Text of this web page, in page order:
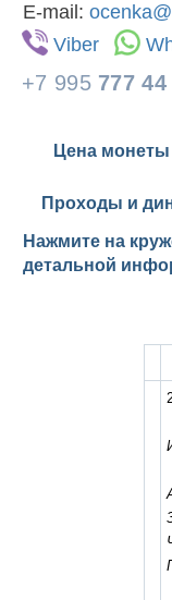
E-mail:
Viber
+7 995 777 44
Цена монеты
Проходы и
Нажмите на
детальной